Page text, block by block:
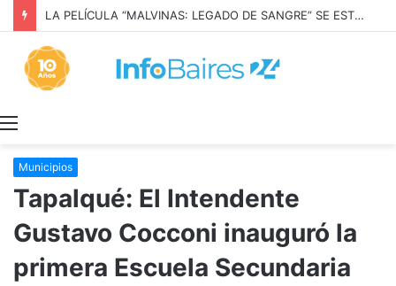
LA PELÍCULA “MALVINAS: LEGADO DE SANGRE” SE ESTRENARÁ EN PRIME VIDEO
Municipios
Tapalqué: El Intendente
Gustavo Cocconi inauguró la
primera Escuela Secundaria